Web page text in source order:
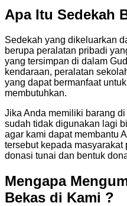
Apa Itu Sedekah
Sedekah yang dikeluarkan
berupa peralatan pribadi
yang tersimpan di dalam
kendaraan, peralatan
yang dapat bermanfaat
membutuhkan.
Jika Anda memiliki barang
sudah tidak digunakan lagi
agar kami dapat membantu
tersebut kepada
donasi tunai dan bentuk
Mengapa
Bekas di Kami ?